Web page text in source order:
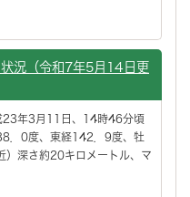
況（令和7年5月14日更
23年3月11日、14時46分頃
．0度、東経142．9度、牡
）深さ約20キロメートル、マ